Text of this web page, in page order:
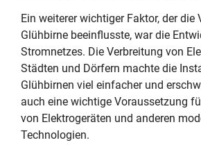
Ein weiterer wichtiger Faktor, der die
Glühbirne beeinflusste, war die
Stromnetzes. Die Verbreitung von
Städten und Dörfern machte die
Glühbirnen viel einfacher und
auch eine wichtige Voraussetzung
von Elektrogeräten und anderen
Technologien.